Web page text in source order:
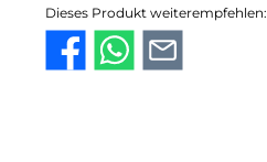
Dieses Produkt weiterempfehlen: